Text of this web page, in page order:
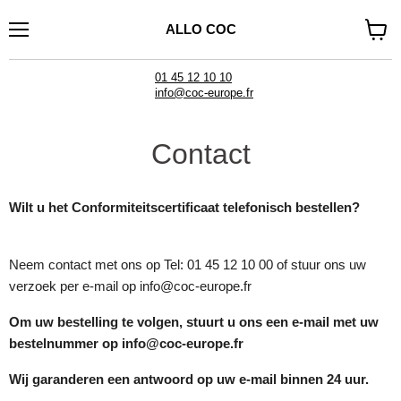
ALLO COC
01 45 12 10 10
info@coc-europe.fr
Contact
Wilt u het Conformiteitscertificaat telefonisch bestellen?
Neem contact met ons op Tel: 01 45 12 10 00 of stuur ons uw
verzoek per e-mail op info@coc-europe.fr
Om uw bestelling te volgen, stuurt u ons een e-mail met uw
bestelnummer op info@coc-europe.fr
Wij garanderen een antwoord op uw e-mail binnen 24 uur.